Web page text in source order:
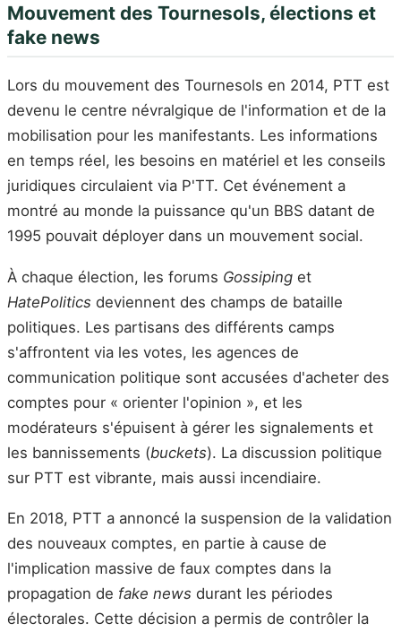
Mouvement des Tournesols, élections et
fake news
Lors du mouvement des Tournesols en 2014, PTT est
devenu le centre névralgique de l'information et de la
mobilisation pour les manifestants. Les informations
en temps réel, les besoins en matériel et les conseils
juridiques circulaient via P'TT. Cet événement a
montré au monde la puissance qu'un BBS datant de
1995 pouvait déployer dans un mouvement social.
À chaque élection, les forums Gossiping et
HatePolitics deviennent des champs de bataille
politiques. Les partisans des différents camps
s'affrontent via les votes, les agences de
communication politique sont accusées d'acheter des
comptes pour « orienter l'opinion », et les
modérateurs s'épuisent à gérer les signalements et
les bannissements (buckets). La discussion politique
sur PTT est vibrante, mais aussi incendiaire.
En 2018, PTT a annoncé la suspension de la validation
des nouveaux comptes, en partie à cause de
l'implication massive de faux comptes dans la
propagation de fake news durant les périodes
électorales. Cette décision a permis de contrôler la